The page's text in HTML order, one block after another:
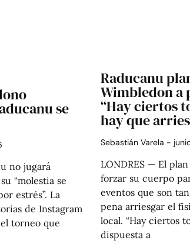
se
no jugará
“molestia se
estrés”. La
de Instagram
torneo que
Raducanu
Wimbledon a
“Hay ciertos
hay que
Sebastián Varela
LONDRES — El
forzar su cuerpo
eventos que son
pena arriesgar el
local. “Hay ciertos
dispuesta a